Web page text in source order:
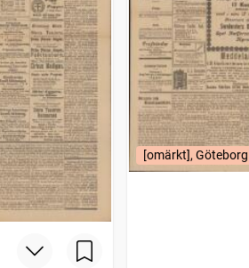
[omärkt], Göteborg